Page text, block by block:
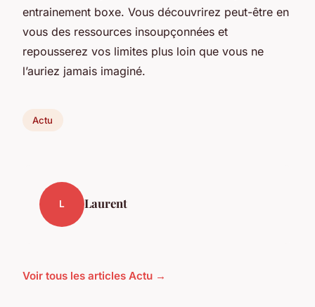
entrainement boxe. Vous découvrirez peut-être en
vous des ressources insoupçonnées et
repousserez vos limites plus loin que vous ne
l’auriez jamais imaginé.
Actu
L Laurent
Voir tous les articles Actu →